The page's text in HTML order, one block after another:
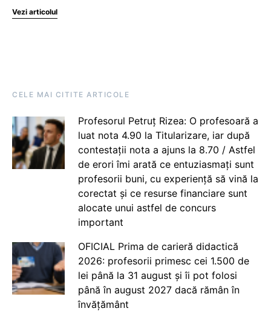
Vezi articolul
CELE MAI CITITE ARTICOLE
Profesorul Petruț Rizea: O profesoară a
luat nota 4.90 la Titularizare, iar după
contestații nota a ajuns la 8.70 / Astfel
de erori îmi arată ce entuziasmați sunt
profesorii buni, cu experiență să vină la
corectat și ce resurse financiare sunt
alocate unui astfel de concurs
important
OFICIAL Prima de carieră didactică
2026: profesorii primesc cei 1.500 de
lei până la 31 august și îi pot folosi
până în august 2027 dacă rămân în
învățământ